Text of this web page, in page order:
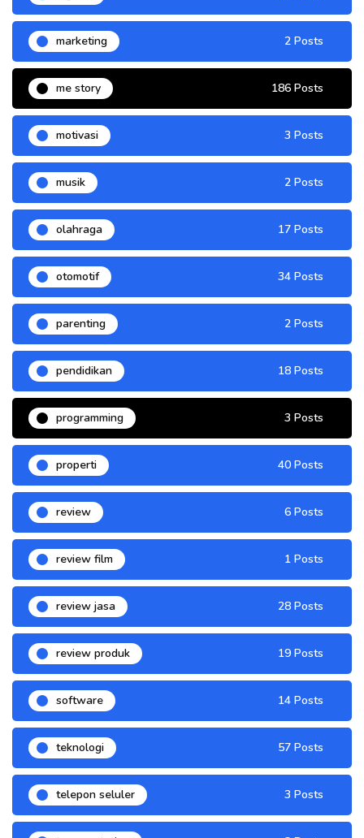
marketing 2 Posts
me story 186 Posts
motivasi 3 Posts
musik 2 Posts
olahraga 17 Posts
otomotif 34 Posts
parenting 2 Posts
pendidikan 18 Posts
programming 3 Posts
properti 40 Posts
review 6 Posts
review film 1 Posts
review jasa 28 Posts
review produk 19 Posts
software 14 Posts
teknologi 57 Posts
telepon seluler 3 Posts